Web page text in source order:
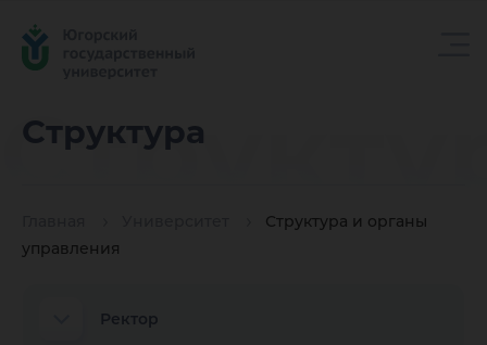
Структура
Структура и органы
управления
Ректор